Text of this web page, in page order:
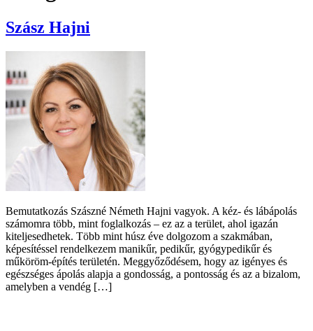
Szász Hajni
Bemutatkozás Szászné Németh Hajni vagyok. A kéz- és lábápolás
számomra több, mint foglalkozás – ez az a terület, ahol igazán
kiteljesedhetek. Több mint húsz éve dolgozom a szakmában,
képesítéssel rendelkezem manikűr, pedikűr, gyógypedikűr és
műköröm-építés területén. Meggyőződésem, hogy az igényes és
egészséges ápolás alapja a gondosság, a pontosság és az a bizalom,
amelyben a vendég […]